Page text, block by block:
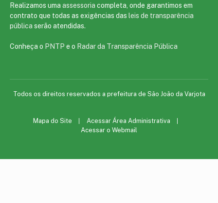
Realizamos uma assessoria completa, onde garantimos em
contrato que todas as exigências das leis de transparência
pública serão atendidas.
Conheça o PNTP e o Radar da Transparência Pública
Todos os direitos reservados a prefeitura de São João da Varjota
Mapa do Site
Acessar Área Administrativa
Acessar o Webmail